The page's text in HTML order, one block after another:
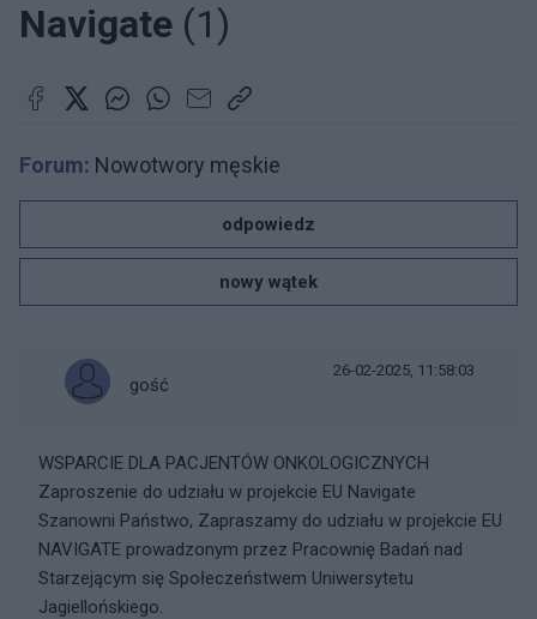
Navigate (1)
Forum: Nowotwory męskie
odpowiedz
nowy wątek
gość
26-02-2025, 11:58:03
WSPARCIE DLA PACJENTÓW ONKOLOGICZNYCH
Zaproszenie do udziału w projekcie EU Navigate
Szanowni Państwo, Zapraszamy do udziału w projekcie EU
NAVIGATE prowadzonym przez Pracownię Badań nad
Starzejącym się Społeczeństwem Uniwersytetu
Jagiellońskiego.